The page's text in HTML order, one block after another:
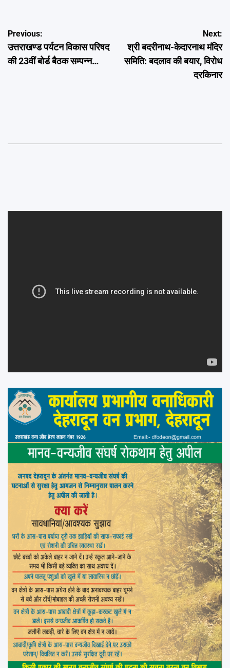
Post
navigation
Previous:
उत्तराखण्ड पर्यटन विकास परिषद
की 23वीं बोर्ड बैठक सम्पन्न…
Next:
श्री बदरीनाथ-केदारनाथ मंदिर
समिति: बदलाव की बयार, विरोध
दरकिनार